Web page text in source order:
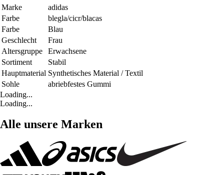
Marke
adidas
Farbe
blegla/cicr/blacas
Farbe
Blau
Geschlecht
Frau
Altersgruppe
Erwachsene
Sortiment
Stabil
Hauptmaterial Synthetisches Material / Textil
Sohle
abriebfestes Gummi
Loading...
Loading...
Alle unsere Marken